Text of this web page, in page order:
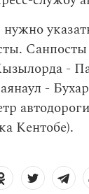
нужно
-
-
Кентобе).